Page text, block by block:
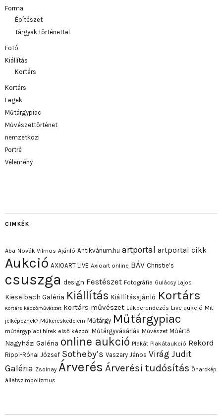
Forma
Építészet
Tárgyak történettel
Fotó
Kiállítás
Kortárs
Kortárs
Legek
Műtárgypiac
Művészettörténet
nemzetközi
Portré
Vélemény
CIMKÉK
Aba-Novák Vilmos Ajánló Antikvárium.hu artportal artportal cikk
Aukció AXIOART LIVE Axioart online BÁV Christie’s
csuszga design Festészet Fotográfia Gulácsy Lajos
Kieselbach Galéria Kiállítás Kiállításajánló Kortárs
Kortárs képzőművészet kortárs művészet Lakberendezés Live aukció Mit
jelképeznek? Műkereskedelem Műtárgy Műtárgypiac
műtárgypiaci hírek első kézből Műtárgyvásárlás Művészet Műértő
Nagyházi Galéria online aukció Plakát Plakátaukció Rekord
Rippl-Rónai József Sotheby’s Vaszary János Virág Judit
Galéria Zsolnay Árverés Árverési tudósítás Önarckép
állatszimbolizmus